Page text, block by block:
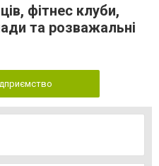
фітнес клуби,
та розважальні